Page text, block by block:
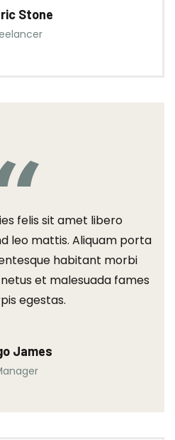
Stone
felis sit amet libero
leo mattis. Aliquam porta
habitant morbi
et malesuada fames
egestas.
James